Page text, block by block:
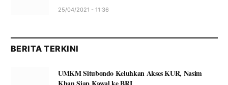
25/04/2021 - 11:36
BERITA TERKINI
UMKM Situbondo Keluhkan Akses KUR, Nasim